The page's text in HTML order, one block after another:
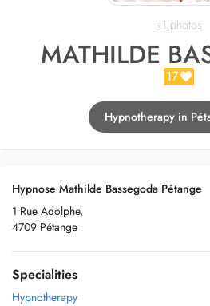
+1 photos
MATHILDE
17
Hypnotherapy in
Hypnose Mathilde Bassegoda Pétange
1 Rue Adolphe,
4709 Pétange
Specialities
Hypnotherapy